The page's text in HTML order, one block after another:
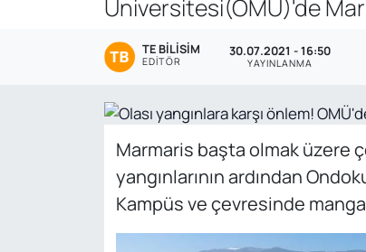
Üniversitesi(OMÜ)'de
TE BILISIM
EDITÖR
30.07.2021 - 16:50
YAYINLANMA
Marmaris başta olmak üzere
yangınlarının ardından
Kampüs ve çevresinde
Gündem
Özel Haber
POLİTİKA